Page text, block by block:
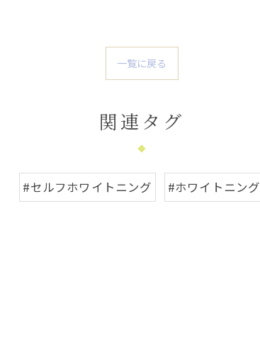
一覧に戻る
関連タグ
#セルフホワイトニング #ホワイトニング